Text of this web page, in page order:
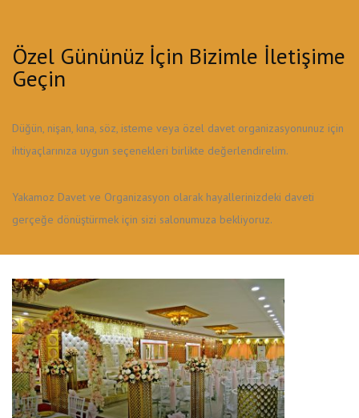
Özel Gününüz İçin Bizimle İletişime
Geçin
Düğün, nişan, kına, söz, isteme veya özel davet organizasyonunuz için
ihtiyaçlarınıza uygun seçenekleri birlikte değerlendirelim.
Yakamoz Davet ve Organizasyon olarak hayallerinizdeki daveti
gerçeğe dönüştürmek için sizi salonumuza bekliyoruz.